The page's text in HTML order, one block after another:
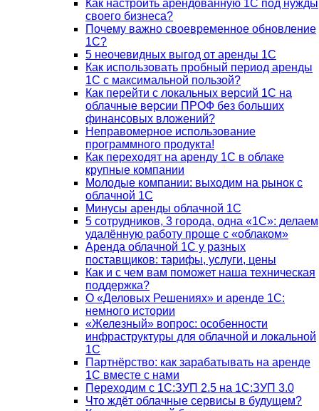
Как настроить арендованную 1С под нужды
своего бизнеса?
Почему важно своевременное обновление
1С?
5 неочевидных выгод от аренды 1С
Как использовать пробный период аренды
1С с максимальной пользой?
Как перейти с локальных версий 1С на
облачные версии ПРОФ без больших
финансовых вложений?
Неправомерное использование
программного продукта!
Как переходят на аренду 1С в облаке
крупные компании
Молодые компании: выходим на рынок с
облачной 1С
Минусы аренды облачной 1С
5 сотрудников, 3 города, одна «1С»: делаем
удалённую работу проще с «облаком»
Аренда облачной 1С у разных
поставщиков: тарифы, услуги, цены
Как и с чем вам поможет наша техническая
поддержка?
О «Деловых Решениях» и аренде 1С:
немного истории
«Железный» вопрос: особенности
инфраструктуры для облачной и локальной
1С
Партнёрство: как зарабатывать на аренде
1С вместе с нами
Переходим с 1С:ЗУП 2.5 на 1С:ЗУП 3.0
Что ждёт облачные сервисы в будущем?